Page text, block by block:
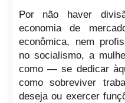
Por não haver
economia de
econômica, nem
no socialismo, a
como — se dedicar
como sobreviver
deseja ou exercer